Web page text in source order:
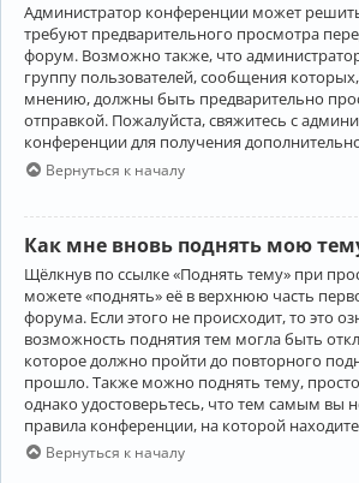
Администратор конференции может
требуют предварительного просмотра
форум. Возможно также, что
группу пользователей, сообщения
мнению, должны быть предварительно
отправкой. Пожалуйста, свяжитесь с
конференции для получения
Вернуться к началу
Как мне вновь поднять мою
Щёлкнув по ссылке «Поднять тему» при
можете «поднять» её в верхнюю часть
форума. Если этого не происходит, то это
возможность поднятия тем могла быть
которое должно пройти до повторного
прошло. Также можно поднять тему, просто
однако удостоверьтесь, что тем самым вы
правила конференции, на которой
Вернуться к началу